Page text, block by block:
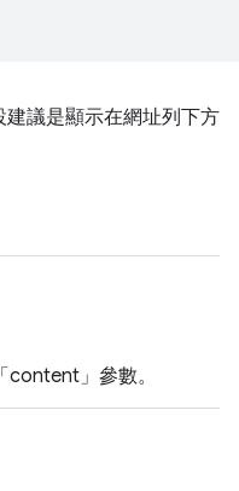
議是顯示在網址列下方
」參數。